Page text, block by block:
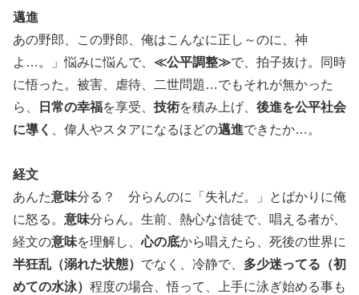
邁進
あの野郎、この野郎、俺はこんなに正し～のに、神
よ…。」悩みに悩んで、 ≪公平調整≫で、拍子抜け。同時
に悟った。被害、虐待、二世問題…でもそれが無かった
ら、
日常の幸福を享受、 技術を積み上げ、 後進を公平社会
に導く
、偉人やスタアになるほどの邁進できたか…。
経文
あんた意味分る？ 分らんのに「失礼だ。」とばかりに俺
に怒る。 意味分らん。生前、熱心な信徒で、唱える者が、
経文の意味を理解し、心の底から唱えたら、死後の世界に
半狂乱（溺れた状態） でなく、冷静で、 多少迷ってる（初
めての水泳） 程度の場合、悟って、上手に泳ぎ始める事も